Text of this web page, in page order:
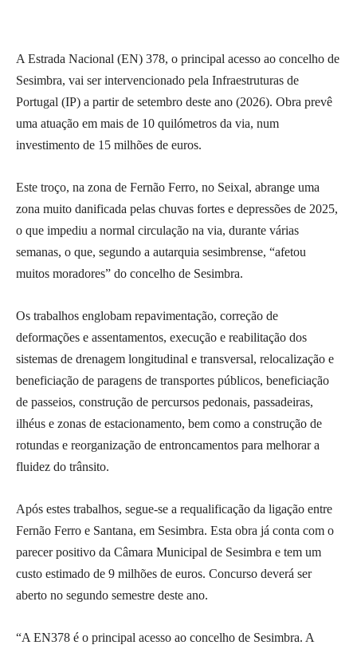
A Estrada Nacional (EN) 378, o principal acesso ao concelho de
Sesimbra, vai ser intervencionado pela Infraestruturas de
Portugal (IP) a partir de setembro deste ano (2026). Obra prevê
uma atuação em mais de 10 quilómetros da via, num
investimento de 15 milhões de euros.
Este troço, na zona de Fernão Ferro, no Seixal, abrange uma
zona muito danificada pelas chuvas fortes e depressões de 2025,
o que impediu a normal circulação na via, durante várias
semanas, o que, segundo a autarquia sesimbrense, “afetou
muitos moradores” do concelho de Sesimbra.
Os trabalhos englobam repavimentação, correção de
deformações e assentamentos, execução e reabilitação dos
sistemas de drenagem longitudinal e transversal, relocalização e
beneficiação de paragens de transportes públicos, beneficiação
de passeios, construção de percursos pedonais, passadeiras,
ilhéus e zonas de estacionamento, bem como a construção de
rotundas e reorganização de entroncamentos para melhorar a
fluidez do trânsito.
Após estes trabalhos, segue-se a requalificação da ligação entre
Fernão Ferro e Santana, em Sesimbra. Esta obra já conta com o
parecer positivo da Câmara Municipal de Sesimbra e tem um
custo estimado de 9 milhões de euros. Concurso deverá ser
aberto no segundo semestre deste ano.
“A EN378 é o principal acesso ao concelho de Sesimbra. A